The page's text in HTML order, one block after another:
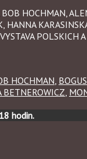
HOCHMAN,
HOCHMAN
BETNEROWICZ
hodin.